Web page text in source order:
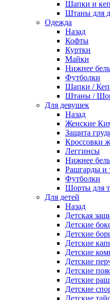
Шапки и
Штаны для
Одежда
Назад
Кофты
Куртки
Майки
Нижнее
Футболки
Шапки /
Штаны /
Для девушек
Назад
Женские
Защита
Кроссовки
Леггинсы
Нижнее
Рашгарды и
Футболки
Шорты для
Для детей
Назад
Детская
Детские
Детские
Детские
Детские
Детские
Детские
Детские
Детские
Детские